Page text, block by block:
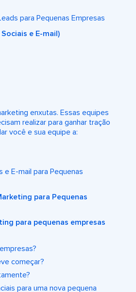
para Pequenas Empresas
e E-mail)
enxutas. Essas equipes
realizar para ganhar tração
você e sua equipe a:
e E-mail para Pequenas
para Pequenas
para pequenas empresas
começar?
para uma nova pequena